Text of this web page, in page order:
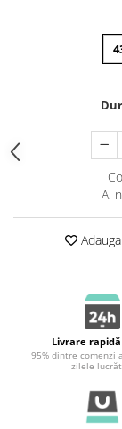
Ai
Livrare
95% dintre comenzi
zilele